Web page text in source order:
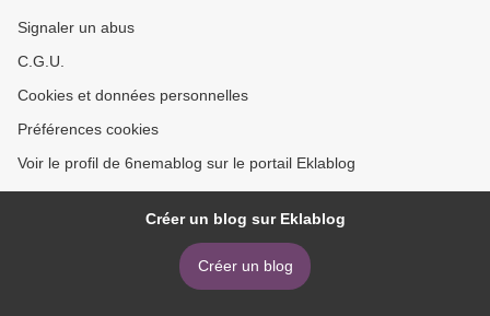
Signaler un abus
C.G.U.
Cookies et données personnelles
Préférences cookies
Voir le profil de 6nemablog sur le portail Eklablog
Créer un blog sur Eklablog
Créer un blog